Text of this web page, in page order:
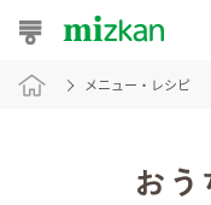
おうちレシピ
メニュー・レシピ